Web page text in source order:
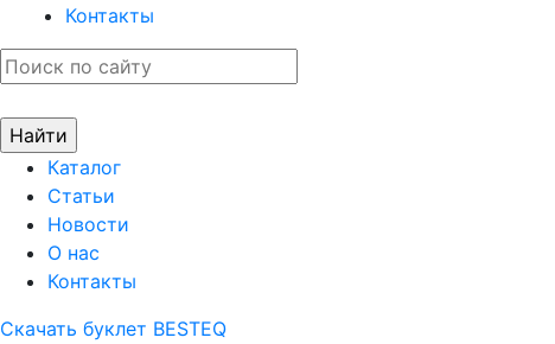
Контакты
Каталог
Статьи
Новости
О нас
Контакты
Скачать буклет BESTEQ